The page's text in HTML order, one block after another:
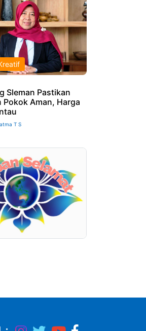
Sleman Pastikan
Pokok Aman, Harga
T S